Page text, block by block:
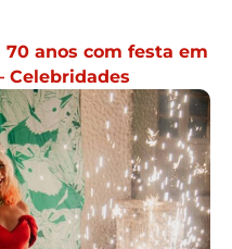
anos com festa em
Celebridades